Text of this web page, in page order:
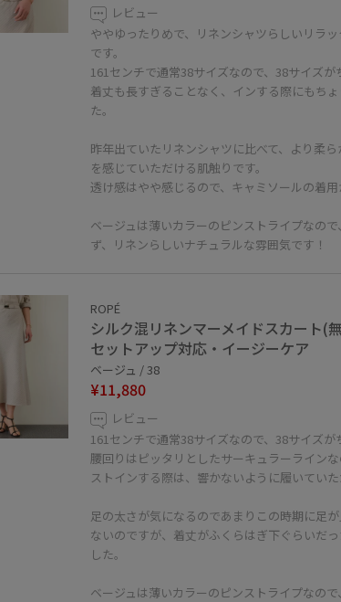
レビュー
ややゆったりめで、リネンシャツらしいリラ
です。
161センチで通常38サイズなので、38サイズが
着丈も長すぎることなく、インする際にもち
た。
昨年出ていたリネンシャツに比べて、より柔
を感じていただける肌触りです。
透け感はやや感じるので、キャミソールの着
ベージュは薄いカラーのピンストライプなの
ず、リネンらしいナチュラルな雰囲気です！
ROPÉ
シルク混リネンマーメイドスカート(
セットアップ対応・イージーケア
ベージュ / 38
¥11,880
レビュー
161センチで通常38サイズなので、38サイズが
腰回りはピッタリとしたサーキュラーライン
ストインする際は、響かないように履いてい
足の太さが気になるのであまりこの時期に足
ないのですが、着丈がふくらはぎ下ぐらいだ
した。
ベージュは薄いカラーのピンストライプなの